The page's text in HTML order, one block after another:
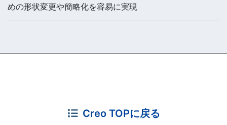
めの形状変更や簡略化を容易に実現
Creo TOPに戻る